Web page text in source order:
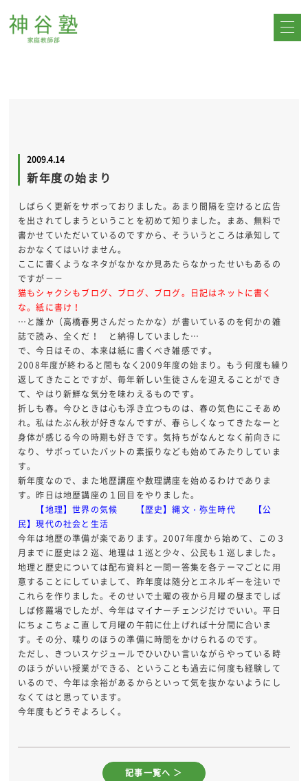
2009.4.14
新年度の始まり
しばらく更新をサボっておりました。あまり間隔を空けると広告
を出されてしまうということを初めて知りました。まあ、無料で
書かせていただいているのですから、そういうところは承知して
おかなくてはいけません。
ここに書くようなネタがなかなか見あたらなかったせいもあるの
ですが－－
猫もシャクシもブログ、ブログ、ブログ。日記はネットに書く
な。紙に書け！
…と誰か（高橋春男さんだったかな）が書いているのを何かの雑
誌で読み、全くだ！ と納得していました…
で、今日はその、本来は紙に書くべき雑感です。
2008年度が終わると間もなく2009年度の始まり。もう何度も繰り
返してきたことですが、毎年新しい生徒さんを迎えることができ
て、やはり新鮮な気分を味わえるものです。
折しも春。今ひときは心も浮き立つものは、春の気色にこそあめ
れ。私はたぶん秋が好きなんですが、春らしくなってきたなーと
身体が感じる今の時期も好きです。気持ちがなんとなく前向きに
なり、サボっていたバットの素振りなども始めてみたりしていま
す。
新年度なので、また地歴講座や数理講座を始めるわけでありま
す。昨日は地歴講座の１回目をやりました。
【地理】世界の気候 【歴史】縄文・弥生時代 【公
民】現代の社会と生活
今年は地歴の準備が楽であります。2007年度から始めて、この３
月までに歴史は２巡、地理は１巡と少々、公民も１巡しました。
地理と歴史については配布資料と一問一答集を各テーマごとに用
意することにしていまして、昨年度は随分とエネルギーを注いで
これらを作りました。そのせいで土曜の夜から月曜の昼までしば
しば修羅場でしたが、今年はマイナーチェンジだけでいい。平日
にちょこちょこ直して月曜の午前に仕上げれば十分間に合いま
す。その分、喋りのほうの準備に時間をかけられるのです。
ただし、きついスケジュールでひいひい言いながらやっている時
のほうがいい授業ができる、ということも過去に何度も経験して
いるので、今年は余裕があるからといって気を抜かないようにし
なくてはと思っています。
今年度もどうぞよろしく。
記事一覧へ ＞